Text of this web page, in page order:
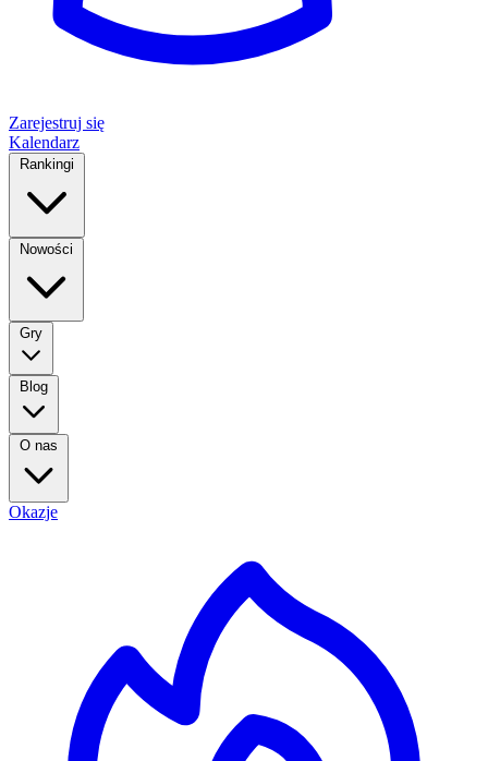
Zarejestruj się
Kalendarz
Rankingi
Nowości
Gry
Blog
O nas
Okazje